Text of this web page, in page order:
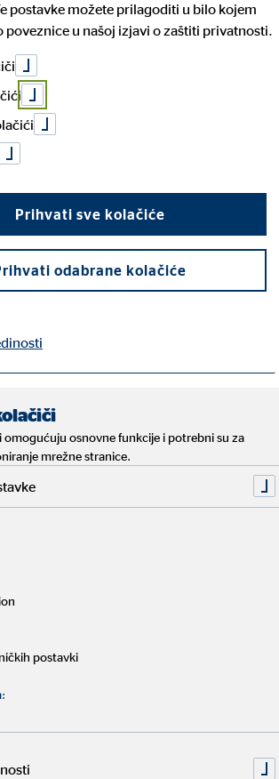
Allfinanz Croatia d.o.o.
SOS Dječjem selu Hrvatska
i Gline.
jedan je od ključnih elemenata rane
preveniraju brojne poteškoće djece u
a u mnogim područjima Republike
široj populaciji zbog nedostatka
postavke možete prilagoditi u bilo kojem
poveznice u našoj izjavi o zaštiti privatnosti.
Prihvati sve kolačiće
odabrane kolačiće
omogućuju osnovne funkcije i potrebni su za
mrežne stranice.
postavki